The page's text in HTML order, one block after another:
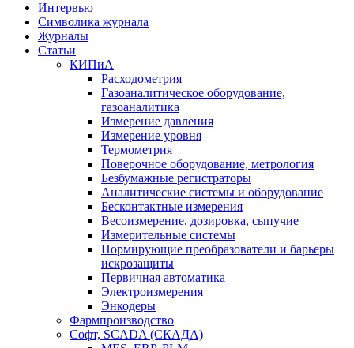
Интервью
Символика журнала
Журналы
Статьи
КИПиА
Расходометрия
Газоаналитическое оборудование,
газоаналитика
Измерение давления
Измерение уровня
Термометрия
Поверочное оборудование, метрология
Безбумажные регистраторы
Аналитические системы и оборудование
Бесконтактные измерения
Весоизмерение, дозировка, сыпучие
Измерительные системы
Нормирующие преобразователи и барьеры
искрозащиты
Первичная автоматика
Электроизмерения
Энкодеры
Фармпроизводство
Софт, SCADA (СКАДА)